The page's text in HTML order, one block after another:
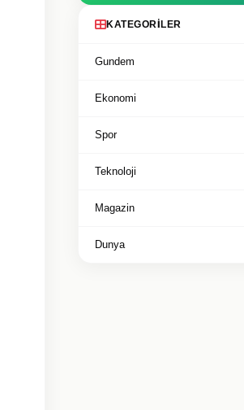
KATEGORILER
Gundem
Ekonomi
Spor
Teknoloji
Magazin
Dunya